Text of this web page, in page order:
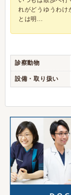
れがどうゆうわけ
とは明...
診察動物
設備・取り扱い